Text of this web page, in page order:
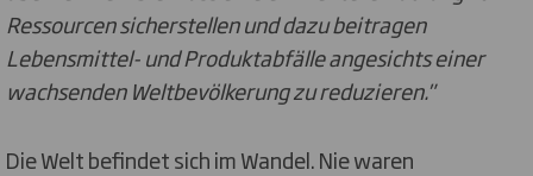
Ressourcen sicherstellen und dazu beitragen
Lebensmittel- und Produktabfälle angesichts einer
wachsenden Weltbevölkerung zu reduzieren."
Die Welt befindet sich im Wandel. Nie waren